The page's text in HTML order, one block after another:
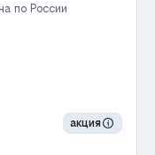
по России
акция